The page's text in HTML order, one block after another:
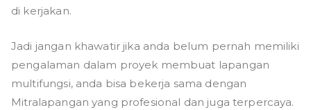
di kerjakan.
Jadi jangan khawatir jika anda belum pernah memiliki
pengalaman dalam proyek membuat lapangan
multifungsi, anda bisa bekerja sama dengan
Mitralapangan yang profesional dan juga terpercaya.